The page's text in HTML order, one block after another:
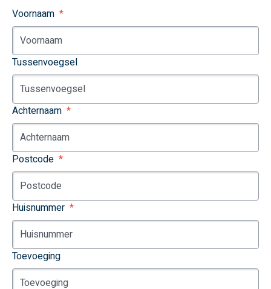
Voornaam
Tussenvoegsel
Achternaam
Postcode
Huisnummer
Toevoeging